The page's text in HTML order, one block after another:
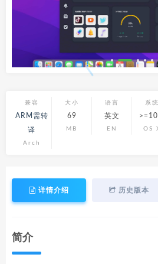
兼容
ARM需转
译
Arch
大小
69
MB
语言
英文
EN
系统
OS
详情介绍 历史版本
简介